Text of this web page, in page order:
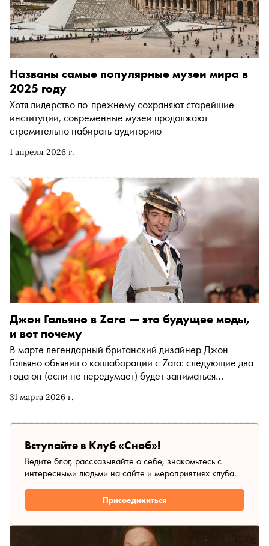
1 апреля 2026 г.
Названы самые популярные музеи мира в
2025 году
Хотя лидерство по-прежнему сохраняют старейшие
институции, современные музеи продолжают
стремительно набирать аудиторию
31 марта 2026 г.
Джон Гальяно в Zara — это будущее моды,
и вот почему
В марте легендарный британский дизайнер Джон
Гальяно объявил о коллаборации с Zara: следующие два
года он (если не передумает) будет заниматься
последние 30 лет только и делает, что копирует высокую
таком решении великого модельера ничего странного:
Гальяно такой не первый и всё делает правильно —
очень скоро «люкс» и «масс-маркет» дружно уйдут в
прошлое, а «что-то среднее» нужно придумать вот прямо
сейчас. Как мы вообще оказались в этой точке и чего
ждать от будущих коллекций Zara (и не только) —
рассказываем в материале
Вступайте в Клуб «Сноб»!
Ведите блог, рассказывайте о себе, знакомьтесь с
интересными людьми на сайте и мероприятиях клуба.
Присоединиться